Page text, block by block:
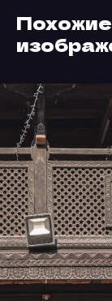
Похожие